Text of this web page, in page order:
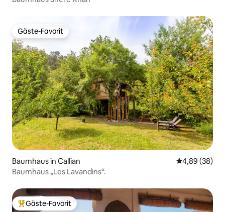
Gäste-Favorit
Gäste-Favorit
Baumhaus in Callian
4,89 (38)
Baumhaus „Les Lavandins“.
Beliebter Gäste-Favorit.
Gäste-Favorit